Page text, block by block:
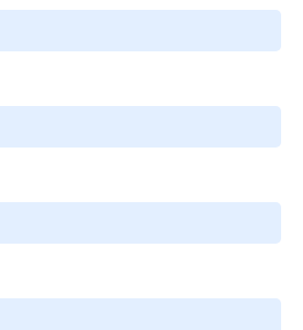
転職支援サービス/中途採用サービス
plus.onecareer.jp/
する新卒採用サービス「ワンキャリ
生で最も時間を投資する対象であるに
する人が後を絶たない状況です。
採用マーケットをアップデートしてい